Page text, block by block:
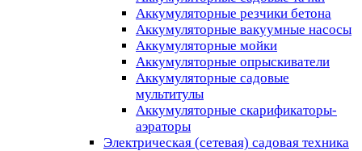
Аккумуляторные резчики бетона
Аккумуляторные вакуумные насосы
Аккумуляторные мойки
Аккумуляторные опрыскиватели
Аккумуляторные садовые
мультитулы
Аккумуляторные скарификаторы-
аэраторы
Электрическая (сетевая) садовая техника